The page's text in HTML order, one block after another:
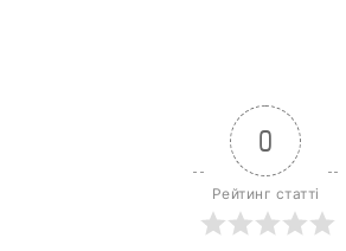
0
Рейтинг статті